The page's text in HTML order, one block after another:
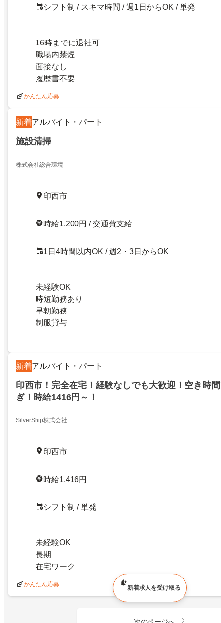
シフト制 / スキマ時間 / 週1日からOK / 単発
16時までに退社可
職場内禁煙
面接なし
履歴書不要
かんたん応募
新着アルバイト・パート
施設清掃
株式会社総合環境
印西市
時給1,200円 / 交通費支給
1日4時間以内OK / 週2・3日からOK
未経験OK
時短勤務あり
早朝勤務
制服貸与
新着アルバイト・パート
印西市！完全在宅！経験なしでも大歓迎！空き時
ぎ！時給1416円～！
SilverShip株式会社
印西市
時給1,416円
シフト制 / 単発
未経験OK
長期
在宅ワーク
かんたん応募 新着求人を受け取る